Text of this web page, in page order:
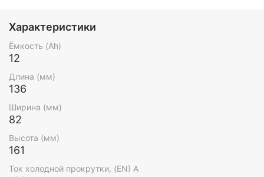
Характеристики
Ёмкость (Ah)
12
Длина (мм)
136
Ширина (мм)
82
Высота (мм)
161
Ток холодной прокрутки, (EN) А